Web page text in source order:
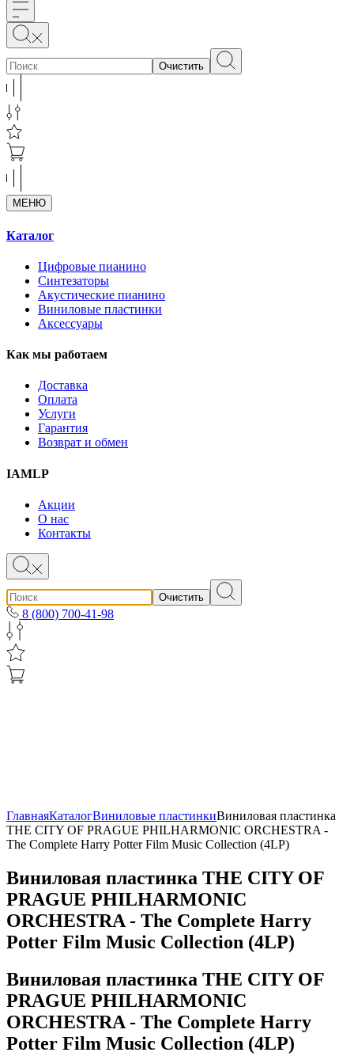
Очистить
МЕНЮ
Каталог
Цифровые пианино
Синтезаторы
Акустические пианино
Виниловые пластинки
Аксессуары
Как мы работаем
Доставка
Оплата
Услуги
Гарантия
Возврат и обмен
IAMLP
Акции
О нас
Контакты
Очистить
8 (800) 700-41-98
ГлавнаяКаталогВиниловые пластинкиВиниловая пластинка
THE CITY OF PRAGUE PHILHARMONIC ORCHESTRA -
The Complete Harry Potter Film Music Collection (4LP)
Виниловая пластинка THE CITY OF
PRAGUE PHILHARMONIC
ORCHESTRA - The Complete Harry
Potter Film Music Collection (4LP)
Виниловая пластинка THE CITY OF
PRAGUE PHILHARMONIC
ORCHESTRA - The Complete Harry
Potter Film Music Collection (4LP)